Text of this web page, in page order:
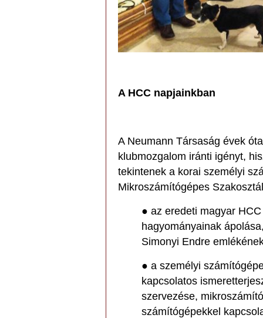
A HCC napjainkban
A Neumann Társaság évek
klubmozgalom iránti igényt,
tekintenek a korai személyi
Mikroszámítógépes
● az eredeti magyar
hagyományainak
Simonyi Endre
● a személyi
kapcsolatos
szervezése,
számítógépekkel